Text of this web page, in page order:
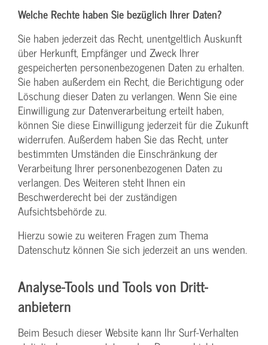
Welche Rechte haben Sie bezüglich Ihrer Daten?
Sie haben jederzeit das Recht, unentgeltlich Auskunft
über Herkunft, Empfänger und Zweck Ihrer
gespeicherten personenbezogenen Daten zu erhalten.
Sie haben außerdem ein Recht, die Berichtigung oder
Löschung dieser Daten zu verlangen. Wenn Sie eine
Einwilligung zur Datenverarbeitung erteilt haben,
können Sie diese Einwilligung jederzeit für die Zukunft
widerrufen. Außerdem haben Sie das Recht, unter
bestimmten Umständen die Einschränkung der
Verarbeitung Ihrer personenbezogenen Daten zu
verlangen. Des Weiteren steht Ihnen ein
Beschwerderecht bei der zuständigen
Aufsichtsbehörde zu.
Hierzu sowie zu weiteren Fragen zum Thema
Datenschutz können Sie sich jederzeit an uns wenden.
Analyse-Tools und Tools von Dritt­
anbietern
Beim Besuch dieser Website kann Ihr Surf-Verhalten